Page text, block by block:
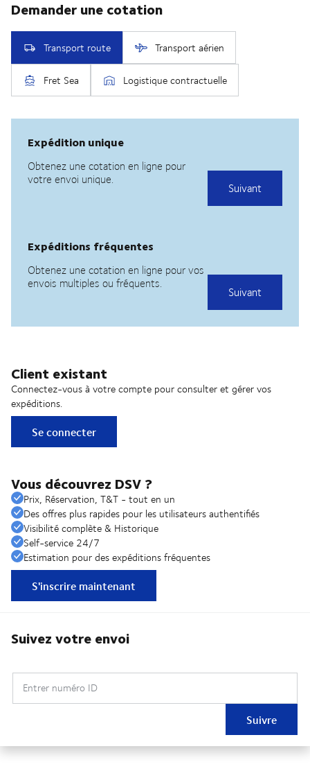
Client existant
Connectez-vous à votre compte pour consulter et gérer vos
expéditions.
Se connecter
Vous découvrez DSV ?
Prix, Réservation, T&T - tout en un
Des offres plus rapides pour les utilisateurs authentifiés
Visibilité complète & Historique
Self-service 24/7
Estimation pour des expéditions fréquentes
S'inscrire maintenant
Suivez votre envoi
Entrer numéro ID
Suivre